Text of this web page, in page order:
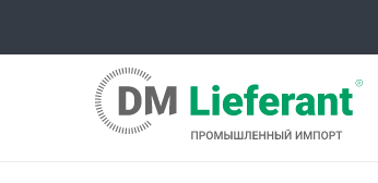
содержанию